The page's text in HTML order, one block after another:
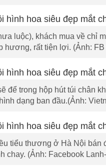
luộc), khách mua về chỉ
hương, rất tiện lợi. (Ảnh:
để trong hộp hút túi chân
dạng ban đầu.(Ảnh:
tiểu thương ở Hà Nội bán
chay. (Ảnh: Facebook